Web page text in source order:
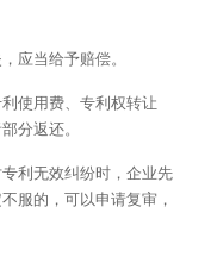
应当给予赔偿。
使用费、专利权转让
分返还。
利无效纠纷时，企业先
服的，可以申请复审，